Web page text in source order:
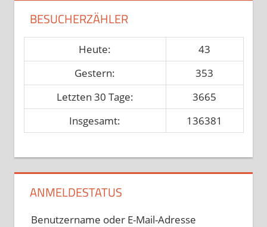
BESUCHERZÄHLER
Heute:
43
Gestern:
353
Letzten 30 Tage:
3665
Insgesamt:
136381
ANMELDESTATUS
Benutzername oder E-Mail-Adresse